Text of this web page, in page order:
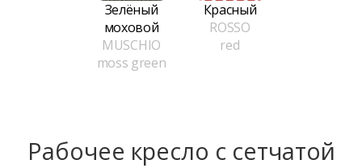
Зелёный
моховой
MUSCHIO
moss green
Красный
ROSSO
red
Рабочее кресло с сетчатой